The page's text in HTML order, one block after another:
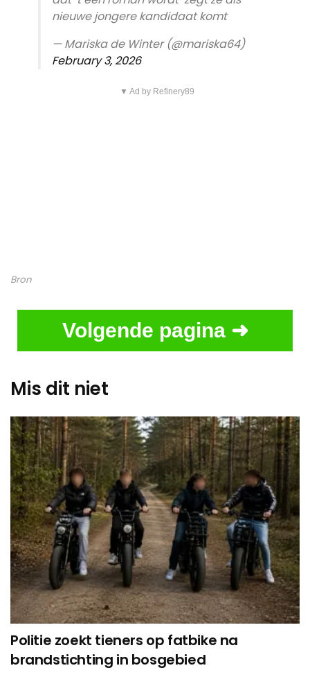
nieuwe jongere kandidaat komt
— Mariska de Winter (@mariska64)
February 3, 2026
▼ Ad by Refinery89
Bron
Volgende pagina ➜
Mis dit niet
Politie zoekt tieners op fatbike na
brandstichting in bosgebied